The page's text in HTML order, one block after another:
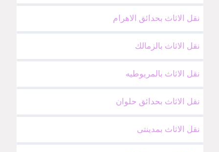
نقل الاثاث بحدائق الاهرام
نقل الاثاث بالزمالك
نقل الاثاث بالمريوطيه
نقل الاثاث بحدائق حلوان
نقل الاثاث بمدينتى